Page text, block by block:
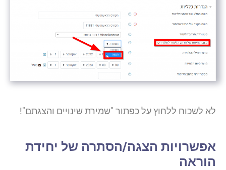
לא לשכוח ללחוץ על כפתור "שמירת שינויים והצגתם"!
אפשרויות הצגה/הסתרה של יחידת
הוראה